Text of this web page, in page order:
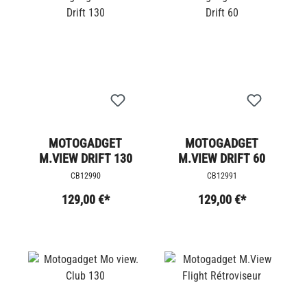
MOTOGADGET
M.VIEW DRIFT 130
CB12990
129,00 €*
MOTOGADGET
M.VIEW DRIFT 60
CB12991
129,00 €*